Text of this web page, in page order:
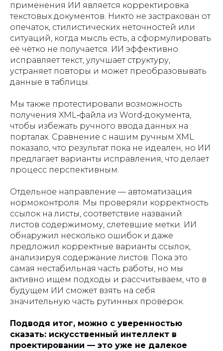
применения ИИ является корректировка
текстовых документов. Никто не застрахован от
опечаток, стилистических неточностей или
ситуаций, когда мысль есть, а сформулировать
её чётко не получается. ИИ эффективно
исправляет текст, улучшает структуру,
устраняет повторы и может преобразовывать
данные в таблицы.
Мы также протестировали возможность
получения XML‑файла из Word‑документа,
чтобы избежать ручного ввода данных на
порталах. Сравнение с нашим ручным XML
показало, что результат пока не идеален, но ИИ
предлагает варианты исправления, что делает
процесс перспективным.
Отдельное направление — автоматизация
нормоконтроля. Мы проверяли корректность
ссылок на листы, соответствие названий
листов содержимому, слетевшие метки. ИИ
обнаружил несколько ошибок и даже
предложил корректные варианты ссылок,
анализируя содержание листов. Пока это
самая нестабильная часть работы, но мы
активно ищем подходы и рассчитываем, что в
будущем ИИ сможет взять на себя
значительную часть рутинных проверок.
Подводя итог, можно с уверенностью
сказать: искусственный интеллект в
проектировании — это уже не далекое